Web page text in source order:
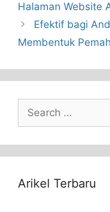
Halaman Website
Efektif bagi
Membentuk
Search
for:
Arikel Terbaru